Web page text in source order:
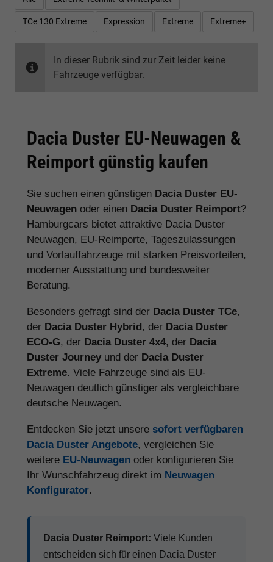
TCe 130 Extreme Expression Extreme Extreme+
In dieser Rubrik sind zur Zeit leider keine
Fahrzeuge verfügbar.
Dacia Duster EU-Neuwagen &
Reimport günstig kaufen
Sie suchen einen günstigen Dacia Duster EU-
Neuwagen oder einen Dacia Duster Reimport?
Hamburgcars bietet attraktive Dacia Duster
Neuwagen, EU-Reimporte, Tageszulassungen
und Vorlauffahrzeuge mit starken Preisvorteilen,
moderner Ausstattung und bundesweiter
Beratung.
Besonders gefragt sind der Dacia Duster TCe,
der Dacia Duster Hybrid, der Dacia Duster
ECO-G, der Dacia Duster 4x4, der Dacia
Duster Journey und der Dacia Duster
Extreme. Viele Fahrzeuge sind als EU-
Neuwagen deutlich günstiger als vergleichbare
deutsche Neuwagen.
Entdecken Sie jetzt unsere sofort verfügbaren
Dacia Duster Angebote, vergleichen Sie
weitere EU-Neuwagen oder konfigurieren Sie
Ihr Wunschfahrzeug direkt im Neuwagen
Konfigurator.
Dacia Duster Reimport: Viele Kunden
entscheiden sich für einen Dacia Duster